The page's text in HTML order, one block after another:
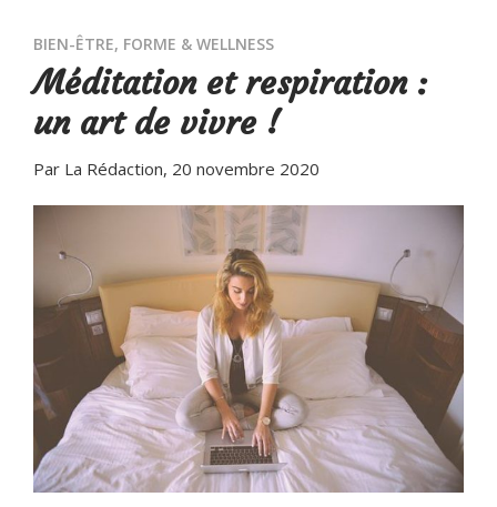
BIEN-ÊTRE, FORME & WELLNESS
Méditation et respiration :
un art de vivre !
Par La Rédaction, 20 novembre 2020